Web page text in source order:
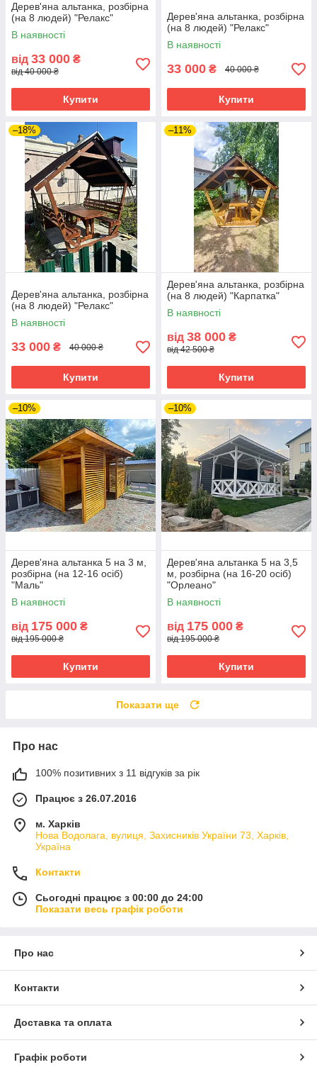
Дерев'яна альтанка, розбірна
(на 8 людей) "Релакс"
В наявності
від 33 000 ₴
від 40 000 ₴
Купити
Дерев'яна альтанка, розбірна
(на 8 людей) "Релакс"
В наявності
33 000 ₴ 40 000 ₴
Купити
–18%
Дерев'яна альтанка, розбірна
(на 8 людей) "Релакс"
В наявності
33 000 ₴ 40 000 ₴
Купити
–11%
Дерев'яна альтанка, розбірна
(на 8 людей) "Карпатка"
В наявності
від 38 000 ₴
від 42 500 ₴
Купити
–10%
Дерев'яна альтанка 5 на 3 м,
розбірна (на 12-16 осіб)
"Маль"
В наявності
від 175 000 ₴
від 195 000 ₴
Купити
–10%
Дерев'яна альтанка 5 на 3,5
м, розбірна (на 16-20 осіб)
"Орлеано"
В наявності
від 175 000 ₴
від 195 000 ₴
Купити
Показати ще
Про нас
100% позитивних з 11 відгуків за рік
Працює з 26.07.2016
м. Харків
Нова Водолага, вулиця, Захисників України 73, Харків,
Україна
Контакти
Сьогодні працює з 00:00 до 24:00
Показати весь графік роботи
Про нас
Контакти
Доставка та оплата
Графік роботи